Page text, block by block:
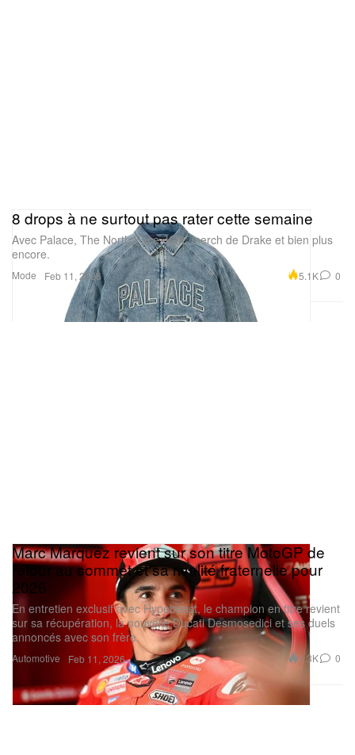
Mode
8 drops à ne surtout pas rater cette semaine
Avec Palace, The North Face, Kith, merch de Drake et bien plus
encore.
Feb 11, 2026 5.1K 0
Automotive
Marc Marquez revient sur son titre MotoGP de
retour au sommet et sa rivalité fraternelle pour
2026
En entretien exclusif avec Hypebeast, le champion en titre revient
sur sa récupération, la nouvelle Ducati Desmosedici et ses duels
annoncés avec son frère.
Feb 11, 2026 1.3K 0